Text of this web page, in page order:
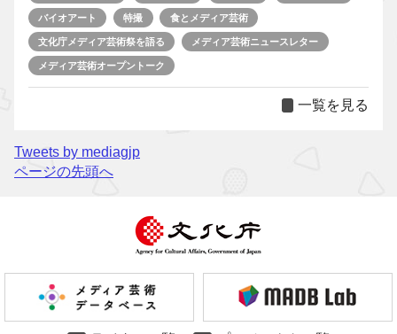
バイオアート 特撮 食とメディア芸術
文化庁メディア芸術祭を語る メディア芸術ニュースレター
メディア芸術オープントーク
一覧を見る
Tweets by mediagjp
ページの先頭へ